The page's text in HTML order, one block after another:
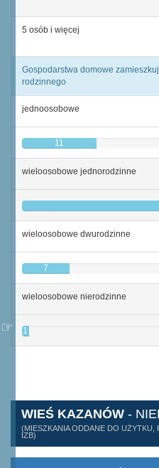
5 osób i więcej
Gospodarstwa domowe
rodzinnego
jednoosobowe
11
wieloosobowe jednorodzinne
wieloosobowe dwurodzinne
7
wieloosobowe nierodzinne
1
WIEŚ KAZANÓW -
(MIESZKANIA ODDANE DO UŻYTKU,
IZB)